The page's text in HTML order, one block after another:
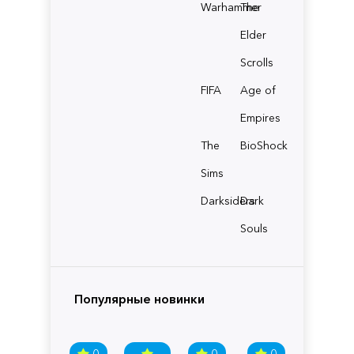
Warhammer
The
Elder
Scrolls
FIFA
Age of
Empires
The
Sims
BioShock
Darksiders
Dark
Souls
Популярные новинки